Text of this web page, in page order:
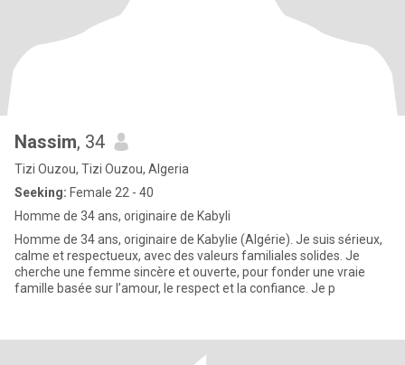
Nassim, 34
Tizi Ouzou, Tizi Ouzou, Algeria
Seeking: Female 22 - 40
Homme de 34 ans, originaire de Kabyli
Homme de 34 ans, originaire de Kabylie (Algérie). Je suis sérieux,
calme et respectueux, avec des valeurs familiales solides. Je
cherche une femme sincère et ouverte, pour fonder une vraie
famille basée sur l’amour, le respect et la confiance. Je p